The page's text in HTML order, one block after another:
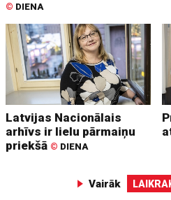
© DIENA
Latvijas Nacionālais
arhīvs ir lielu pārmaiņu
priekšā © DIENA
Vairāk